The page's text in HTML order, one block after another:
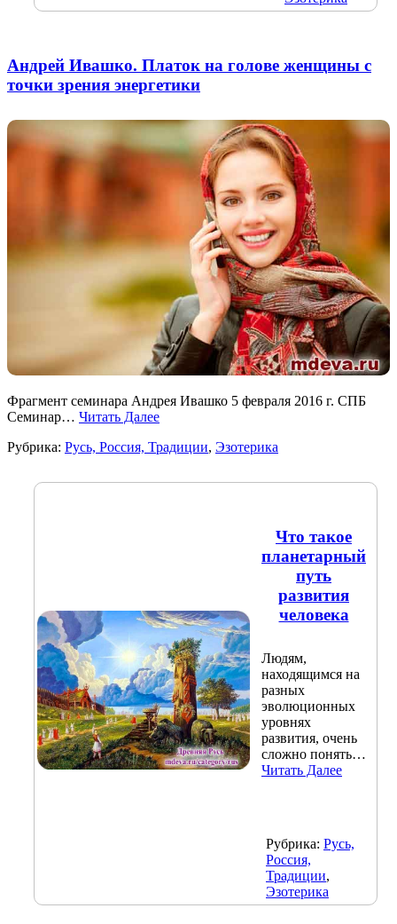
Андрей Ивашко. Платок на голове женщины с
точки зрения энергетики
Фрагмент семинара Андрея Ивашко 5 февраля 2016 г. СПБ
Семинар… Читать Далее
Рубрика: Русь, Россия, Традиции, Эзотерика
Что такое
планетарный
путь
развития
человека
Людям,
находящимся на
разных
эволюционных
уровнях
развития, очень
сложно понять…
Читать Далее
Рубрика: Русь,
Россия,
Традиции,
Эзотерика